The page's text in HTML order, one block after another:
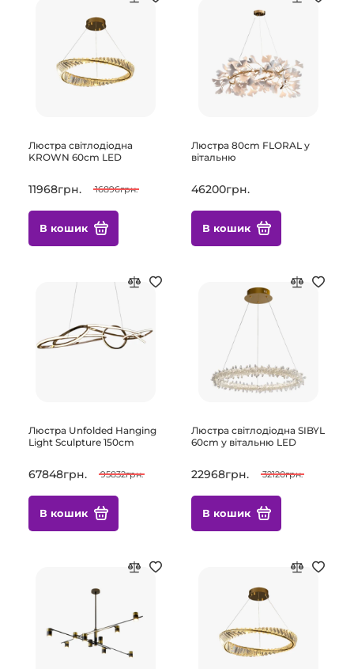
Люстра світлодіодна
KROWN 60cm LED
11968грн. 16896грн.
В кошик
Люстра 80cm FLORAL у
вітальню
46200грн.
В кошик
Люстра Unfolded Hanging
Light Sculpture 150cm
67848грн. 95832грн.
В кошик
Люстра світлодіодна SIBYL
60cm у вітальню LED
22968грн. 32120грн.
В кошик